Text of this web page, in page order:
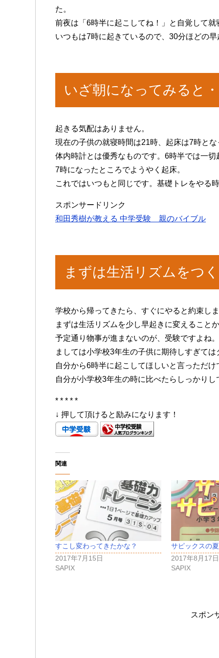
た。
前夜は「6時半に起こしてね！」と自覚して就
いつもは7時に起きているので、30分ほどの
いざ朝になってみると
起きる気配はありません。
現在の子供の就寝時間は21時、起床は7時と
体内時計とは優秀なものです。6時半では一
7時になったところでようやく起床。
これではいつもと同じです。基礎トレをやる
スポンサードリンク
和田秀樹が教える 中学受験 親のバイブル
まずは生活リズムをつ
学校から帰ってきたら、すぐにやると約束し
まずは生活リズムを少し早起きに変えること
予定通り物事が進まないのが、受験ですよね。
ましては小学校3年生の子供に期待しすぎては
自分から6時半に起こしてほしいと言っただ
自分が小学校3年生の時に比べたらしっかりし
* * * * *
↓ 押して頂けると励みになります！
関連
すこし変わってきたかな？
2017年7月15日
SAPIX
サピックスの
2017年8月17日
SAPIX
スポン